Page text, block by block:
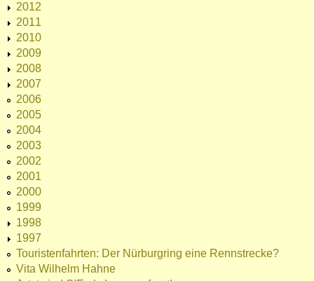
2012
2011
2010
2009
2008
2007
2006
2005
2004
2003
2002
2001
2000
1999
1998
1997
Touristenfahrten: Der Nürburgring eine Rennstrecke?
Vita Wilhelm Hahne